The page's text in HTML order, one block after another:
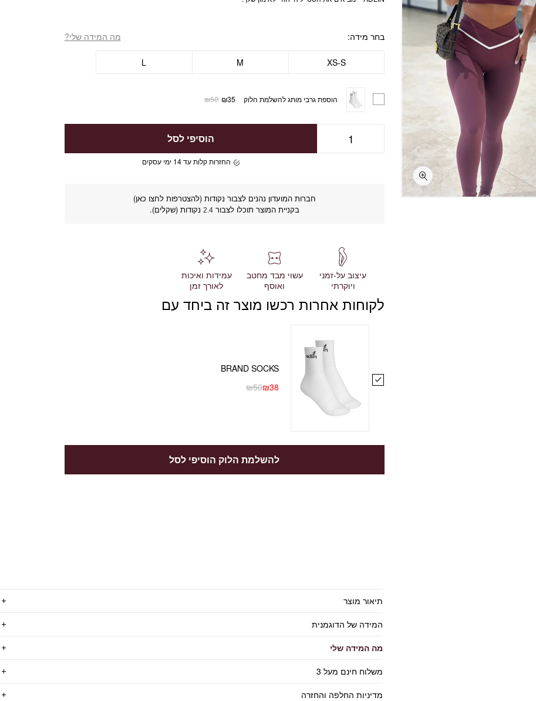
בחר מידה מה המידה שלי?
XS-S
M
L
הוספת גרבי מותג להשלמת הלוק ₪50 ₪35
הוסיפי לסל
החזרות קלות עד 14 ימי עסקים
חברות המועדון נהנים לצבור נקודות (להצטרפות לחצו כאן)
בקניית המוצר תוכלו לצבור2.4 נקודות (שקלים).
עיצוב על-זמני
ויוקרתי
עשוי מבד מחטב
ואוסף
עמידות ואיכות
לאורך זמן
לקוחות אחרות רכשו מוצר זה ביחד עם
BRAND SOCKS
₪50₪38
להשלמת הלוק הוסיפי לסל
תיאור מוצר
המידה של הדוגמנית
מה המידה שלי
משלוח חינם מעל 3
מדיניות החלפה והחזרה